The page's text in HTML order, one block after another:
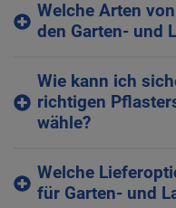
Welche Arten
den Garten- und
Wie kann ich
richtigen
wähle?
Welche
für Garten- und